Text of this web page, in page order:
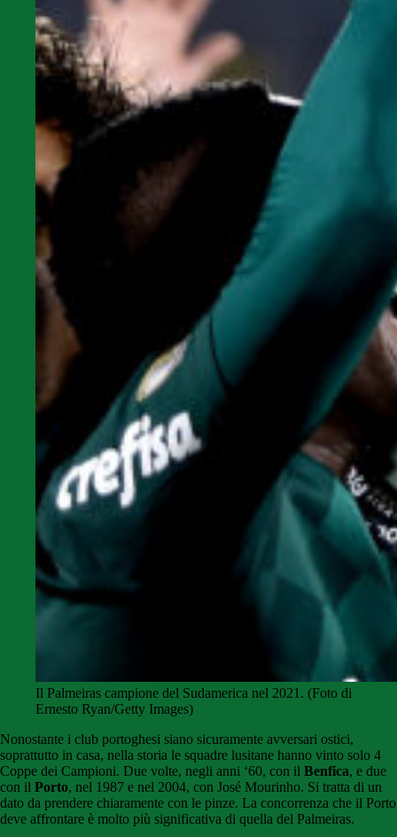
Il Palmeiras campione del Sudamerica nel 2021. (Foto di
Ernesto Ryan/Getty Images)
Nonostante i club portoghesi siano sicuramente avversari ostici,
soprattutto in casa, nella storia le squadre lusitane hanno vinto solo 4
Coppe dei Campioni. Due volte, negli anni ‘60, con il Benfica, e due
con il Porto, nel 1987 e nel 2004, con José Mourinho. Si tratta di un
dato da prendere chiaramente con le pinze. La concorrenza che il Porto
deve affrontare è molto più significativa di quella del Palmeiras.